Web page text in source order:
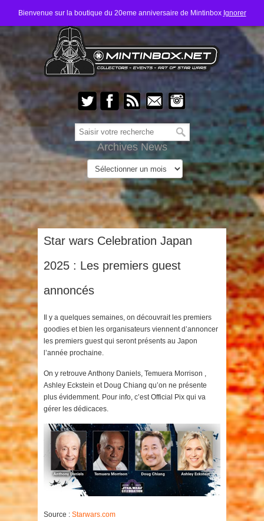
Bienvenue sur la boutique du 20eme anniversaire de Mintinbox Ignorer
Archives News
Star wars Celebration Japan
2025 : Les premiers guest
annoncés
Il y a quelques semaines, on découvrait les premiers
goodies et bien les organisateurs viennent d’annoncer
les premiers guest qui seront présents au Japon
l’année prochaine.
On y retrouve Anthony Daniels, Temuera Morrison ,
Ashley Eckstein et Doug Chiang qu’on ne présente
plus évidemment. Pour info, c’est Official Pix qui va
gérer les dédicaces.
Source : Starwars.com